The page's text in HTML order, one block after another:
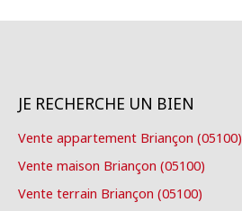
JE RECHERCHE UN BIEN
Vente appartement Briançon (05100)
Vente maison Briançon (05100)
Vente terrain Briançon (05100)